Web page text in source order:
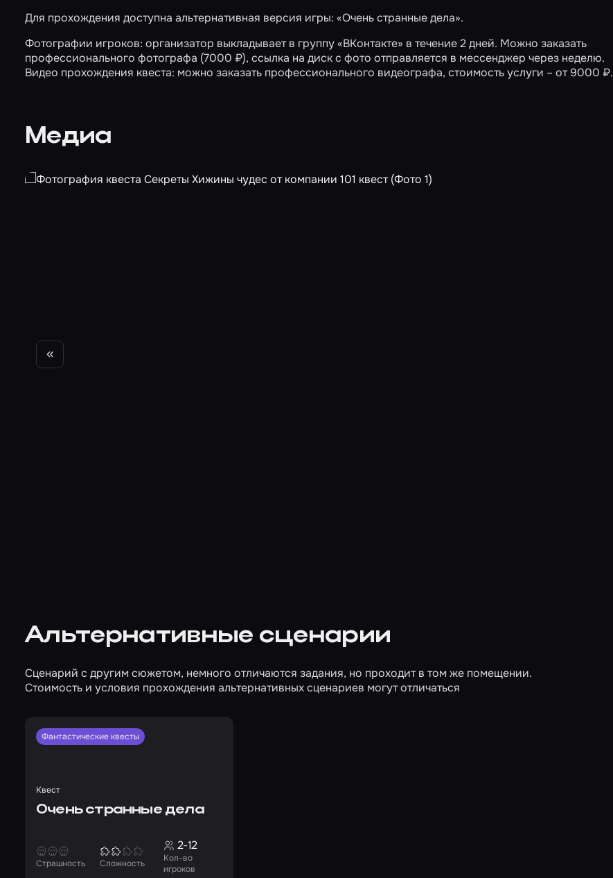
Для прохождения доступна альтернативная версия игры: «Очень странные дела».
Фотографии игроков: организатор выкладывает в группу «ВКонтакте» в течение 2 дней. Можно заказать
профессионального фотографа (7000 ₽), ссылка на диск с фото отправляется в мессенджер через неделю.
Видео прохождения квеста: можно заказать профессионального видеографа, стоимость услуги – от 9000 ₽.
Медиа
Альтернативные сценарии
Сценарий с другим сюжетом, немного отличаются задания, но проходит в том же помещении.
Стоимость и условия прохождения альтернативных сценариев могут отличаться
Фантастические квесты
Квест
Очень странные дела
Страшность Сложность
Кол-во
игроков
2-12